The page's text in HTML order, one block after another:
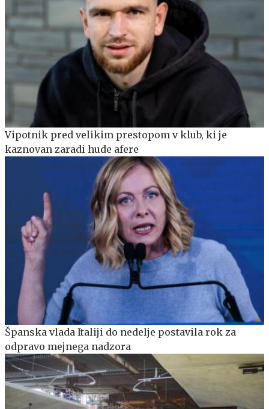
Vipotnik pred velikim prestopom v klub, ki je
kaznovan zaradi hude afere
Španska vlada Italiji do nedelje postavila rok za
odpravo mejnega nadzora